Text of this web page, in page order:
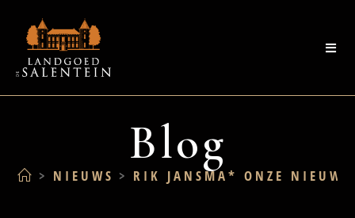
Blog
> NIEUWS > RIK JANSMA* ONZE NIEUWE